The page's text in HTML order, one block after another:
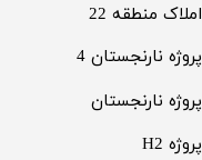
​املاک منطقه 22
پروژه H2
​پروژه نارنجستان
پروژه نارنجستان 4